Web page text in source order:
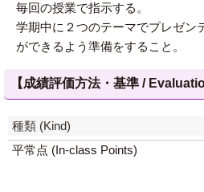
毎回の授業で指示する。
学期中に２つのテーマでプレゼン
ができるよう準備をすること。
【成績評価方法・基準 /
種類 (Kind)
平常点 (In-class Points)